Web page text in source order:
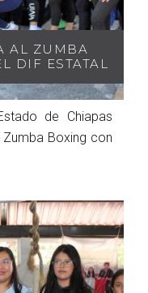
AL ZUMBA
DIF ESTATAL
de Chiapas
Boxing con